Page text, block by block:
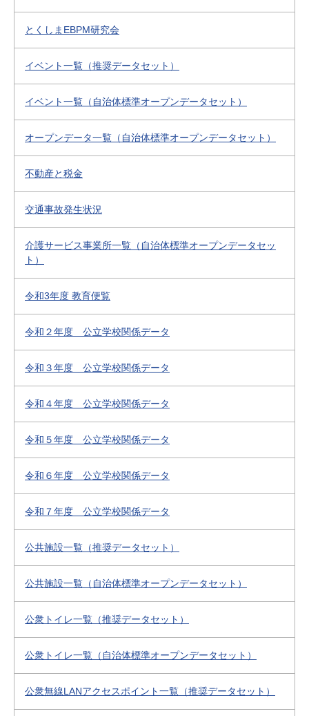
とくしまEBPM研究会
イベント一覧（推奨データセット）
イベント一覧（自治体標準オープンデータセット）
オープンデータ一覧（自治体標準オープンデータセット）
不動産と税金
交通事故発生状況
介護サービス事業所一覧（自治体標準オープンデータセッ
ト）
令和3年度 教育便覧
令和２年度 公立学校関係データ
令和３年度 公立学校関係データ
令和４年度 公立学校関係データ
令和５年度 公立学校関係データ
令和６年度 公立学校関係データ
令和７年度 公立学校関係データ
公共施設一覧（推奨データセット）
公共施設一覧（自治体標準オープンデータセット）
公衆トイレ一覧（推奨データセット）
公衆トイレ一覧（自治体標準オープンデータセット）
公衆無線LANアクセスポイント一覧（推奨データセット）